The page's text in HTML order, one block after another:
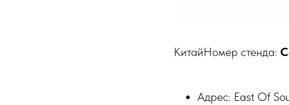
КитайНомер стенда:
Адрес: East Of